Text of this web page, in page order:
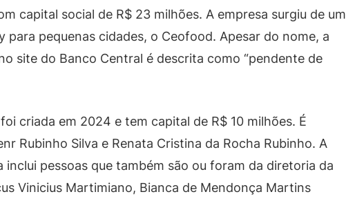
capital social de R$ 23 milhões. A empresa surgiu de um
para pequenas cidades, o Ceofood. Apesar do nome, a
site do Banco Central é descrita como “pendente de
criada em 2024 e tem capital de R$ 10 milhões. É
Rubinho Silva e Renata Cristina da Rocha Rubinho. A
inclui pessoas que também são ou foram da diretoria da
Vinicius Martimiano, Bianca de Mendonça Martins